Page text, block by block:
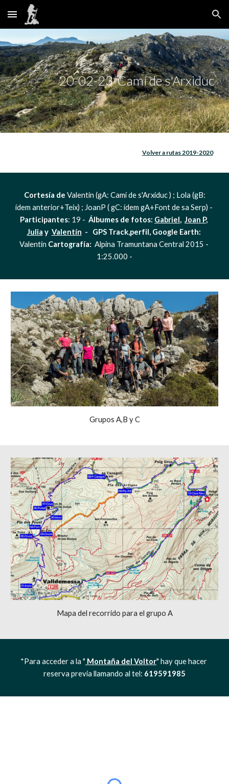
Skip to main content Skip to navigation
20-02-23-Camí de s'Arxiduc
Volver a rutas 2019-2020
Cortesía de Valentín (gA: Camí de s'Arxiduc ) ; Lola (gB:
Participantes: 19 - Álbumes de fotos: Gabriel, Joan P
Julia y Valentín
Valentín Cartografía: Alpina Tramuntana Central 2015 -
1:25.000 -
Grupos A,B y C
Mapa del recorrido para el grupo A
*Para acceder a la " Montaña del Voltor" hay que hacer
reserva previa llamando al tel: 619591985